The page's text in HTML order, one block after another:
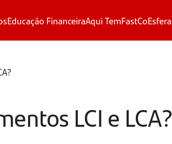
Educação FinanceiraAqui TemFastCoEsfera
LCI e LCA?